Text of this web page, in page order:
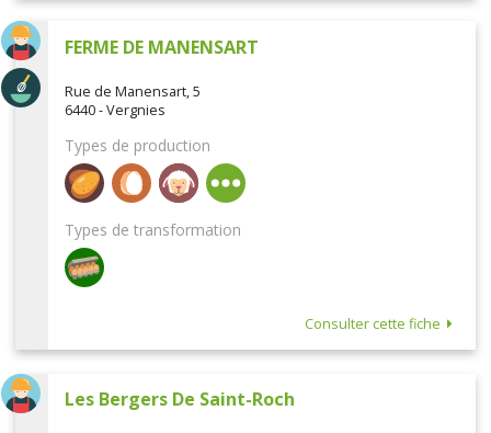
FERME DE MANENSART
Rue de Manensart, 5
6440 - Vergnies
Types de production
Types de transformation
Consulter cette fiche
Les Bergers De Saint-Roch